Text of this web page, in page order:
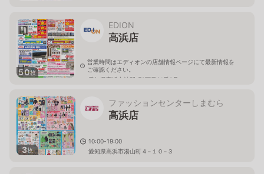
50枚
EDION
高浜店
営業時間はエディオンの店舗情報ページにて最新情報を
ご確認ください。
愛知県高浜市神明町8丁目21番3号
3枚
ファッションセンターしまむら
高浜店
10:00-19:00
愛知県高浜市湯山町４−１０−３